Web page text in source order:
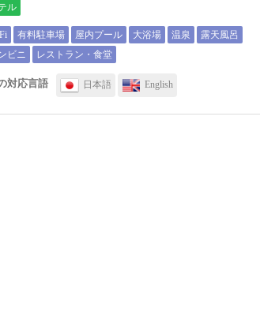
ル
有料駐車場 屋内プール 大浴場 温泉
露天風呂
ビニ
レストラン・食堂
対応言語 日本語 English